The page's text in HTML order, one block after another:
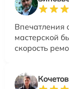
Впечатления
мастерской
скорость